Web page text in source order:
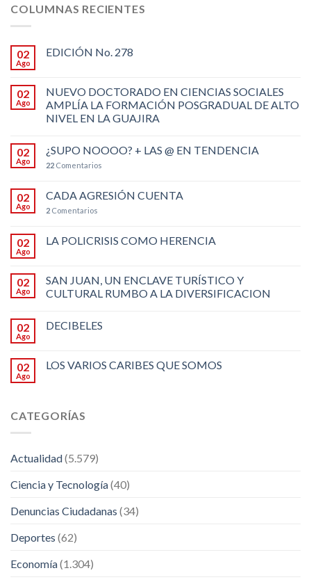
COLUMNAS RECIENTES
02
Ago
EDICIÓN No. 278
02
Ago
NUEVO DOCTORADO EN CIENCIAS SOCIALES
AMPLÍA LA FORMACIÓN POSGRADUAL DE ALTO
NIVEL EN LA GUAJIRA
02
Ago
¿SUPO NOOOO? + LAS @ EN TENDENCIA
22 Comentarios
02
Ago
CADA AGRESIÓN CUENTA
2 Comentarios
02
Ago
LA POLICRISIS COMO HERENCIA
02
Ago
SAN JUAN, UN ENCLAVE TURÍSTICO Y
CULTURAL RUMBO A LA DIVERSIFICACION
02
Ago
DECIBELES
02
Ago
LOS VARIOS CARIBES QUE SOMOS
CATEGORÍAS
Actualidad(5.579)
Ciencia y Tecnología(40)
Denuncias Ciudadanas (34)
Deportes (62)
Economía(1.304)